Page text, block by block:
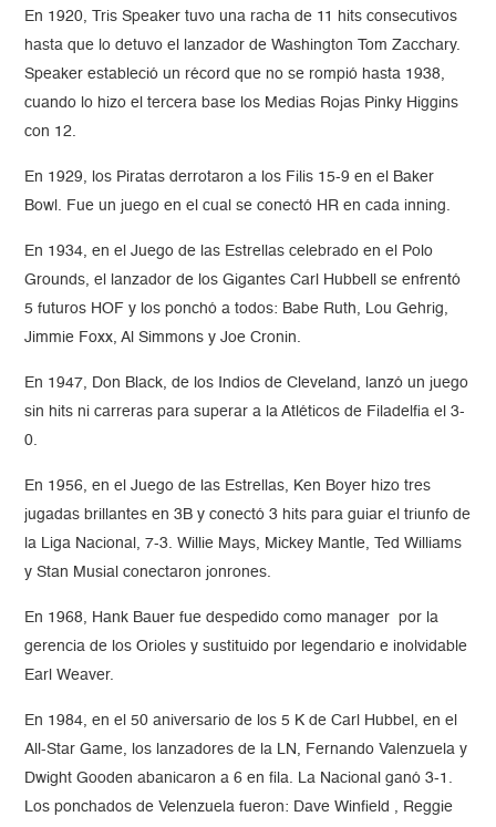
En 1920, Tris Speaker tuvo una racha de 11 hits consecutivos
hasta que lo detuvo el lanzador de Washington Tom Zacchary.
Speaker estableció un récord que no se rompió hasta 1938,
cuando lo hizo el tercera base los Medias Rojas Pinky Higgins
con 12.
En 1929, los Piratas derrotaron a los Filis 15-9 en el Baker
Bowl. Fue un juego en el cual se conectó HR en cada inning.
En 1934, en el Juego de las Estrellas celebrado en el Polo
Grounds, el lanzador de los Gigantes Carl Hubbell se enfrentó
5 futuros HOF y los ponchó a todos: Babe Ruth, Lou Gehrig,
Jimmie Foxx, Al Simmons y Joe Cronin.
En 1947, Don Black, de los Indios de Cleveland, lanzó un juego
sin hits ni carreras para superar a la Atléticos de Filadelfia el 3-
0.
En 1956, en el Juego de las Estrellas, Ken Boyer hizo tres
jugadas brillantes en 3B y conectó 3 hits para guiar el triunfo de
la Liga Nacional, 7-3. Willie Mays, Mickey Mantle, Ted Williams
y Stan Musial conectaron jonrones.
En 1968, Hank Bauer fue despedido como manager por la
gerencia de los Orioles y sustituido por legendario e inolvidable
Earl Weaver.
En 1984, en el 50 aniversario de los 5 K de Carl Hubbel, en el
All-Star Game, los lanzadores de la LN, Fernando Valenzuela y
Dwight Gooden abanicaron a 6 en fila. La Nacional ganó 3-1.
Los ponchados de Velenzuela fueron: Dave Winfield , Reggie